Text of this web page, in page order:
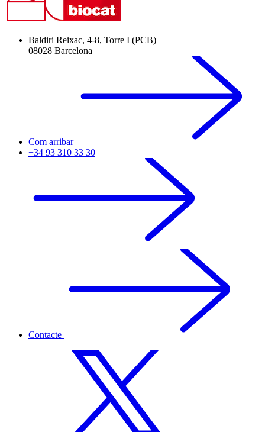
Baldiri Reixac, 4-8, Torre I (PCB)
08028 Barcelona
Com arribar
+34 93 310 33 30
Contacte